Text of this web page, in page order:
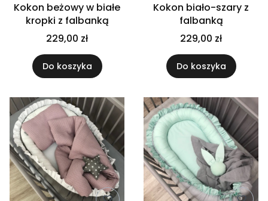
Kokon beżowy w białe
kropki z falbanką
229,00 zł
Do koszyka
Kokon biało-szary z
falbanką
229,00 zł
Do koszyka